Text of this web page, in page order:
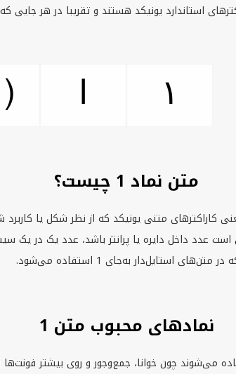
استاندارد یونیکد هستند و تقریبا در هر جایی
١
متن نماد 1 چیست؟
است عدد داخل دایره یا پرانتز باشد، عدد یک در یک
استایل‌دار به‌جای 1 استفاده می‌شود.
نمادهای محبوب متن 1
1 بیشتر استفاده می‌شوند چون خوانا، جمع‌وجور و روی بیشتر